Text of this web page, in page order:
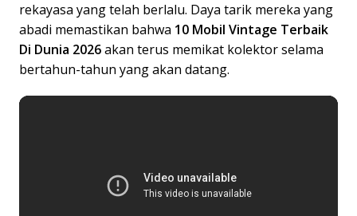
rekayasa yang telah berlalu. Daya tarik mereka yang
abadi memastikan bahwa 10 Mobil Vintage Terbaik
Di Dunia 2026akan terus memikat kolektor selama
bertahun-tahun yang akan datang.